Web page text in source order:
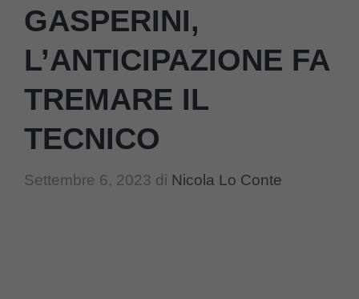
GASPERINI,
L’ANTICIPAZIONE FA
TREMARE IL
TECNICO
Settembre 6, 2023 di Nicola Lo Conte